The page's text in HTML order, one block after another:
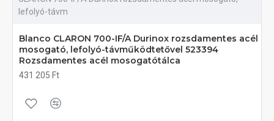
lefolyó-távm
Blanco CLARON 700-IF/A Durinox rozsdamentes acél
mosogató, lefolyó-távműködtetővel 523394
Rozsdamentes acél mosogatótálca
431 205 Ft